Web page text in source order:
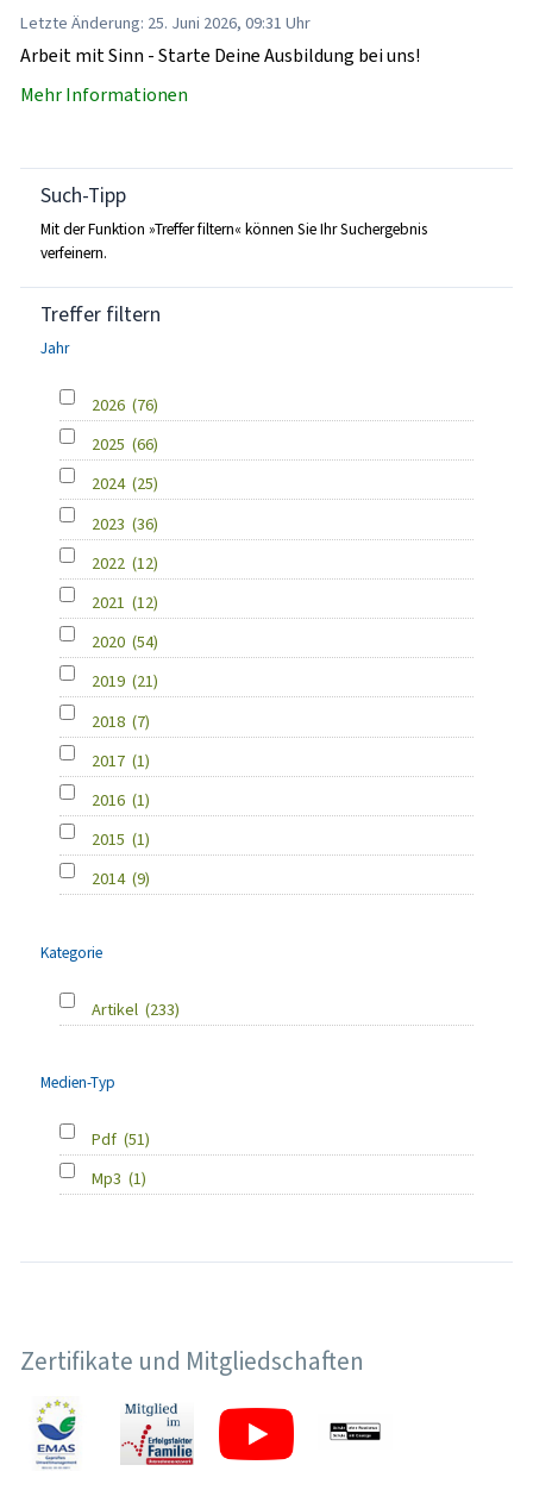
Letzte Änderung: 25. Juni 2026, 09:31 Uhr
Arbeit mit Sinn - Starte Deine Ausbildung bei uns!
Mehr Informationen
Such-Tipp
Mit der Funktion »Treffer filtern« können Sie Ihr Suchergebnis
verfeinern.
Treffer filtern
Jahr
2026 (76)
2025 (66)
2024 (25)
2023 (36)
2022 (12)
2021 (12)
2020 (54)
2019 (21)
2018 (7)
2017 (1)
2016 (1)
2015 (1)
2014 (9)
Kategorie
Artikel (233)
Medien-Typ
Pdf (51)
Mp3 (1)
Zertifikate und Mitgliedschaften